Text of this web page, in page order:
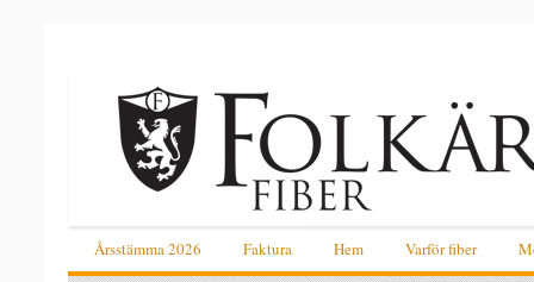
Årsstämma 2026 Faktura Hem Varför fiber